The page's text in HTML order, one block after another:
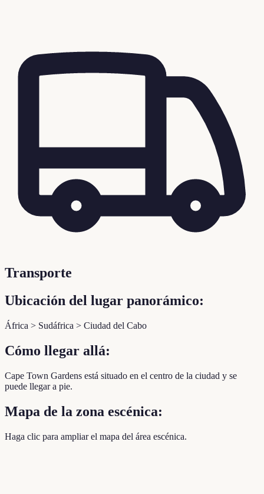
Transporte
Ubicación del lugar panorámico:
África > Sudáfrica > Ciudad del Cabo
Cómo llegar allá:
Cape Town Gardens está situado en el centro de la ciudad y se
puede llegar a pie.
Mapa de la zona escénica:
Haga clic para ampliar el mapa del área escénica.